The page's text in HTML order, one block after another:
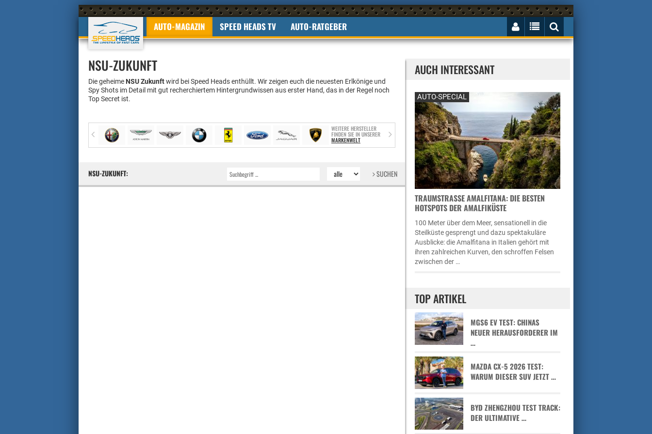
AUTO-MAGAZIN SPEED HEADS TV AUTO-RATGEBER
NSU-ZUKUNFT
Die geheime NSU Zukunftwird bei Speed Heads enthüllt. Wir zeigen euch die neuesten Erlkönige und
Spy Shots im Detail mit gut recherchiertem Hintergrundwissen aus erster Hand, das in der Regel noch
Top Secret ist.
WEITERE HERSTELLER
FINDEN SIE IN UNSERER
MARKENWELT
NSU-ZUKUNFT: SUCHEN
AUCH INTERESSANT
AUTO-SPECIAL
TRAUMSTRASSE AMALFITANA: DIE BESTEN H
OTSPOTS DER AMALFIKÜSTE
100 Meter über dem Meer, sensationell in die
Steilküste gesprengt und dazu spektakuläre
Ausblicke: die Amalfitana in Italien gehört mit
ihren zahlreichen Kurven, den schroffen Felsen
zwischen der …
TOP ARTIKEL
MGS6 EV TEST: CHINAS
NEUER HERAUSFORDERER IM
…
MAZDA CX-5 2026 TEST:
WARUM DIESER SUV JETZT …
BYD ZHENGZHOU TEST TRACK:
DER ULTIMATIVE …